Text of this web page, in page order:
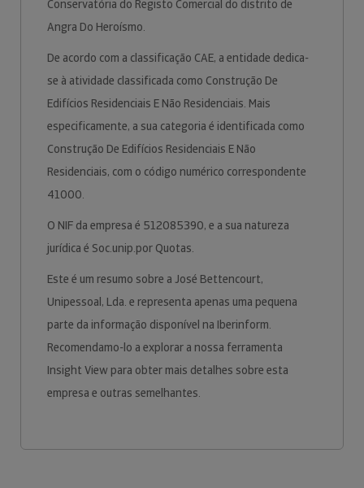
Conservatória do Registo Comercial do distrito de
Angra Do Heroísmo.
De acordo com a classificação CAE, a entidade dedica-
se à atividade classificada como Construção De
Edifícios Residenciais E Não Residenciais. Mais
especificamente, a sua categoria é identificada como
Construção De Edifícios Residenciais E Não
Residenciais, com o código numérico correspondente
41000.
O NIF da empresa é 512085390, e a sua natureza
jurídica é Soc.unip.por Quotas.
Este é um resumo sobre a José Bettencourt,
Unipessoal, Lda. e representa apenas uma pequena
parte da informação disponível na Iberinform.
Recomendamo-lo a explorar a nossa ferramenta
Insight View para obter mais detalhes sobre esta
empresa e outras semelhantes.